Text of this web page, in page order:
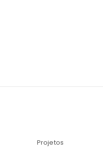
Projetos